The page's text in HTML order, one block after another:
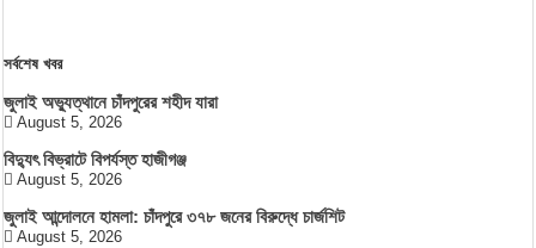
সর্বশেষ খবর
জুলাই অভ্যুত্থানে চাঁদপুরের শহীদ যারা
August 5, 2026
বিদ্যুৎ বিভ্রাটে বিপর্যস্ত হাজীগঞ্জ
August 5, 2026
জুলাই আন্দোলনে হামলা: চাঁদপুরে ৩৭৮ জনের বিরুদ্ধে চার্জশিট
August 5, 2026